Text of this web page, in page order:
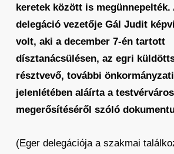
keretek között is megünnepelték.
delegáció vezetője Gál Judit
volt, aki a december 7-én tartott
dísztanácsülésen, az egri
résztvevő, további
jelenlétében aláírta a
megerősítéséről szóló
(Eger delegációja a szakmai